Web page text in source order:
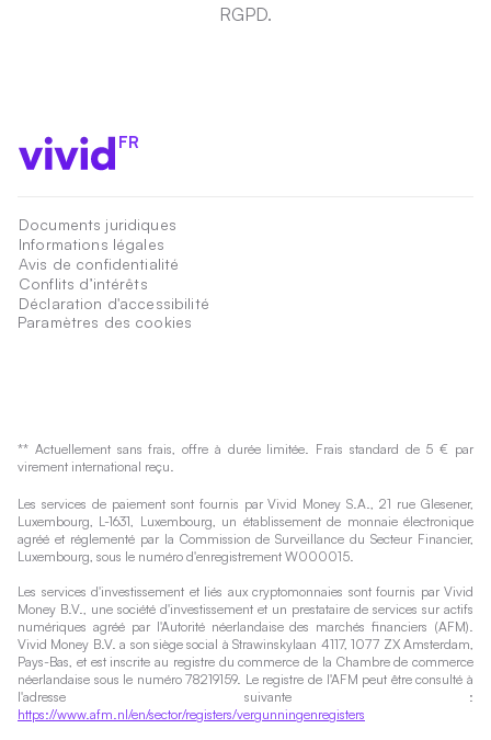
RGPD.
FR
Documents juridiques
Informations légales
Avis de confidentialité
Conflits d’intérêts
Déclaration d'accessibilité
Paramètres des cookies
** Actuellement sans frais, offre à durée limitée. Frais standard de 5 € par
virement international reçu.
Les services de paiement sont fournis par Vivid Money S.A., 21 rue Glesener,
Luxembourg, L-1631, Luxembourg, un établissement de monnaie électronique
agréé et réglementé par la Commission de Surveillance du Secteur Financier,
Luxembourg, sous le numéro d'enregistrement W000015.
Les services d'investissement et liés aux cryptomonnaies sont fournis par Vivid
Money B.V., une société d'investissement et un prestataire de services sur actifs
numériques agréé par l'Autorité néerlandaise des marchés financiers (AFM).
Vivid Money B.V. a son siège social à Strawinskylaan 4117, 1077 ZX Amsterdam,
Pays-Bas, et est inscrite au registre du commerce de la Chambre de commerce
néerlandaise sous le numéro 78219159. Le registre de l'AFM peut être consulté à
l'adresse suivante :
https://www.afm.nl/en/sector/registers/vergunningenregisters